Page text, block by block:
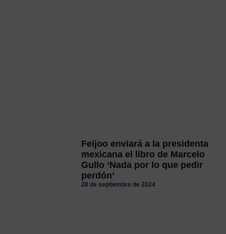
Feijoo enviará a la presidenta
mexicana el libro de Marcelo
Gullo ‘Nada por lo que pedir
perdón’
28 de septiembre de 2024